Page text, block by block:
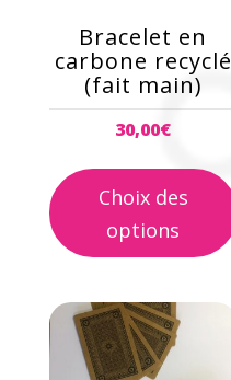
Bracelet en
carbone recyclé
(fait main)
30,00€
Choix des
options
peuvent
être
choisies
sur
page
du
produit